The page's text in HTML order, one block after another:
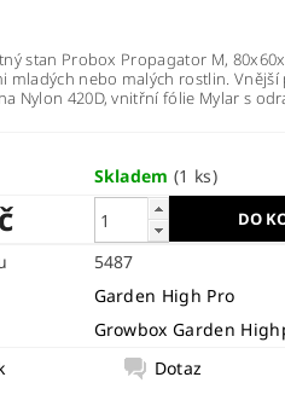
stan Probox Propagator M,
mladých nebo malých rostlin. Vnější
Nylon 420D, vnitřní fólie Mylar s
Skladem(1 ks)
5487
Garden High Pro
Growbox Garden
Dotaz